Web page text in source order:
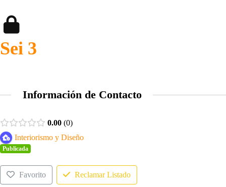
Sei 3
Información de Contacto
0.00 0
Interiorismo y Diseño
Publicada
Favorito Reclamar Listado